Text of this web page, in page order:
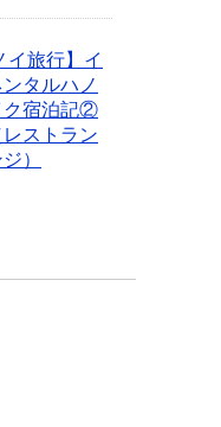
イ旅行】イ
タルハノ
ク宿泊記②
ストラン
）